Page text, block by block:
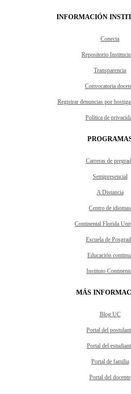
INFORMACIÓN
Conecta
Repositorio
Transparencia
Convocatoria
Registrar denuncias por
Política de
Carreras de
Semipresencial
A Distancia
Centro de idiomas
Continental Florida
Escuela de
Educación
Instituto
MÁS
Blog UC
Portal del
Portal del
Portal de familia
Portal del docente